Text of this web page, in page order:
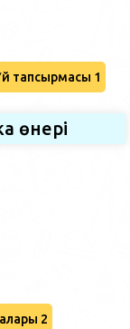
тапсырмасы 1
өнері
2